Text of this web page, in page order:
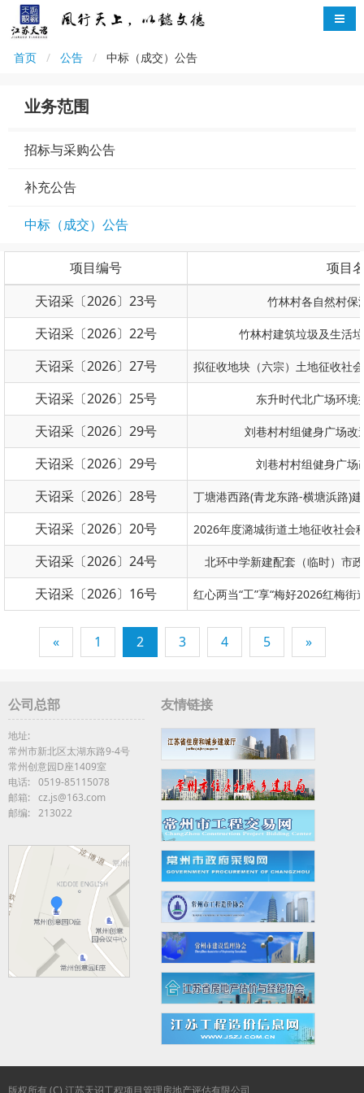
首页 公告 中标（成交）公告
业务范围
招标与采购公告
补充公告
中标（成交）公告
项目编号
项目
天诏采〔2026〕23号
竹林村各自然村保
天诏采〔2026〕22号 竹林村建筑垃圾及生活
天诏采〔2026〕27号
天诏采〔2026〕25号
东升时代北广场环境
天诏采〔2026〕29号 刘巷村村组健身广场改
天诏采〔2026〕29号 刘巷村村组健身广场
天诏采〔2026〕28号
天诏采〔2026〕20号
天诏采〔2026〕24号
北环中学新建配套（临时）市
天诏采〔2026〕16号
« 1 2 3 4 5 »
公司总部
地址:
常州市新北区太湖东路9-4号
常州创意园D座1409室
电话:
0519-85115078
邮箱:
cz.js@163.com
邮编:
213022
友情链接
版权所有 (C) 江苏天诏工程项目管理房地产评估有限公司